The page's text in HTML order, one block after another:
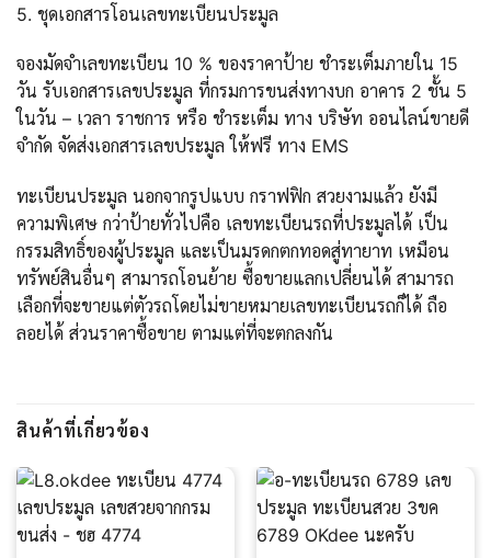
5. ชุดเอกสารโอนเลขทะเบียนประมูล
จองมัดจำเลขทะเบียน 10 % ของราคาป้าย ชำระเต็มภายใน 15
วัน รับเอกสารเลขประมูล ที่กรมการขนส่งทางบก อาคาร 2 ชั้น 5
ในวัน – เวลา ราชการ หรือ ชำระเต็ม ทาง บริษัท ออนไลน์ขายดี
จำกัด จัดส่งเอกสารเลขประมูล ให้ฟรี ทาง EMS
ทะเบียนประมูล นอกจากรูปแบบ กราฟฟิก สวยงามแล้ว ยังมี
ความพิเศษ กว่าป้ายทั่วไปคือ เลขทะเบียนรถที่ประมูลได้ เป็น
กรรมสิทธิ์ของผู้ประมูล และเป็นมรดกตกทอดสู่ทายาท เหมือน
ทรัพย์สินอื่นๆ สามารถโอนย้าย ซื้อขายแลกเปลี่ยนได้ สามารถ
เลือกที่จะขายแต่ตัวรถโดยไม่ขายหมายเลขทะเบียนรถก็ได้ ถือ
ลอยได้ ส่วนราคาซื้อขาย ตามแต่ที่จะตกลงกัน
สินค้าที่เกี่ยวข้อง